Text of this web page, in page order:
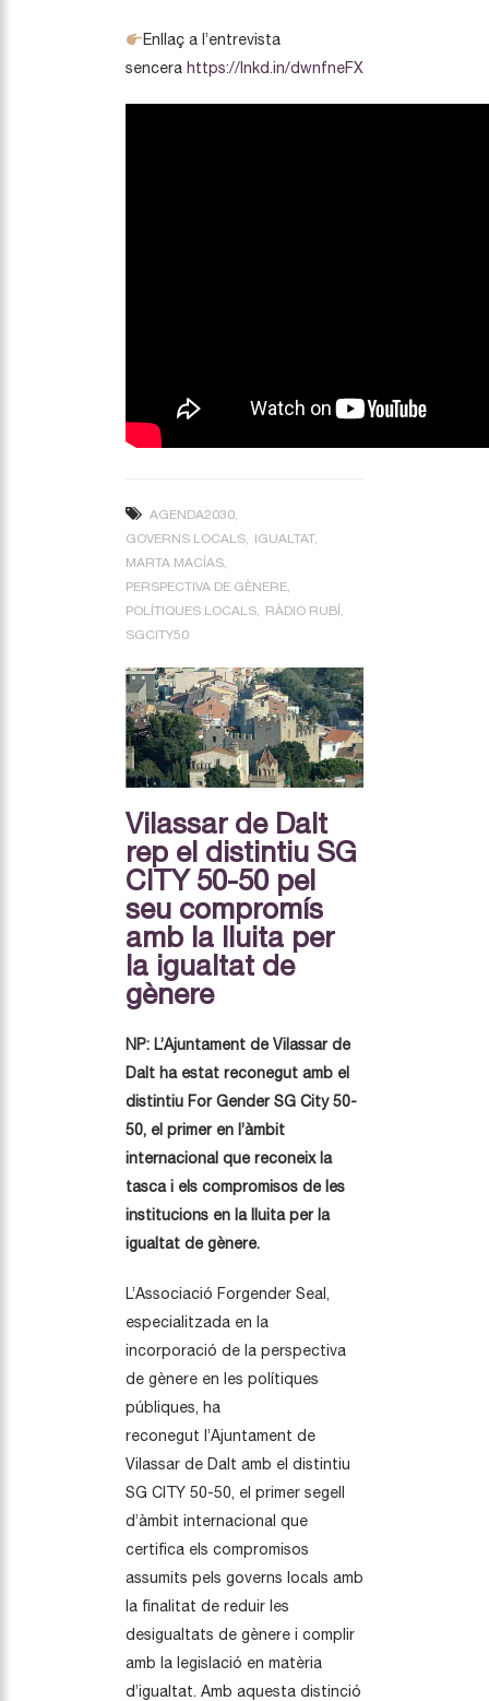
Enllaç a l’entrevista
sencera https://lnkd.in/dwnfneFX
AGENDA2030
GOVERNS LOCALS
IGUALTAT
MARTA MACÍAS
PERSPECTIVA DE GÈNERE
POLÍTIQUES LOCALS
RÀDIO RUBÍ
SGCITY50
Vilassar de Dalt
rep el distintiu SG
CITY 50-50 pel
seu compromís
amb la lluita per
la igualtat de
gènere
NP: L’Ajuntament de Vilassar de
Dalt ha estat reconegut amb el
distintiu For Gender SG City 50-
50, el primer en l’àmbit
internacional que reconeix la
tasca i els compromisos de les
institucions en la lluita per la
igualtat de gènere.
L’Associació Forgender Seal,
especialitzada en la
incorporació de la perspectiva
de gènere en les polítiques
públiques, ha
reconegut l’Ajuntament de
Vilassar de Dalt amb el distintiu
SG CITY 50-50, el primer segell
d’àmbit internacional que
certifica els compromisos
assumits pels governs locals amb
la finalitat de reduir les
desigualtats de gènere i complir
amb la legislació en matèria
d’igualtat. Amb aquesta distinció